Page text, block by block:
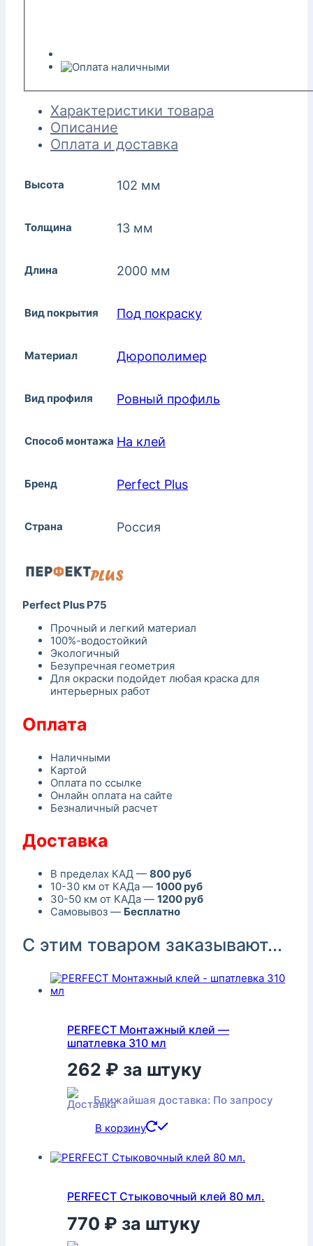
Характеристики товара
Описание
Оплата и доставка
Высота 102 мм
Толщина 13 мм
Длина 2000 мм
Вид покрытия Под покраску
Материал Дюрополимер
Вид профиля Ровный профиль
Способ монтажа На клей
Бренд Perfect Plus
Страна Россия
Perfect Plus P75
Прочный и легкий материал
100%-водостойкий
Экологичный
Безупречная геометрия
Для окраски подойдет любая краска для
интерьерных работ
Оплата
Наличными
Картой
Оплата по ссылке
Онлайн оплата на сайте
Безналичный расчет
Доставка
В пределах КАД — 800 руб
10-30 км от КАДа — 1000 руб
30-50 км от КАДа — 1200 руб
Самовывоз — Бесплатно
С этим товаром заказывают...
PERFECT Монтажный клей —
шпатлевка 310 мл
262 ₽ за штуку
Ближайшая доставка: По запросу
В корзину
PERFECT Стыковочный клей 80 мл.
770 ₽ за штуку